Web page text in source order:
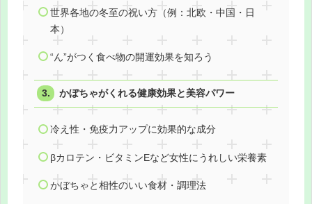
世界各地の冬至の祝い方（例：北欧・中国・日
本）
“ん”がつく食べ物の開運効果を知ろう
かぼちゃがくれる健康効果と美容パワー
冷え性・免疫力アップに効果的な成分
βカロテン・ビタミンEなど女性にうれしい栄養素
かぼちゃと相性のいい食材・調理法